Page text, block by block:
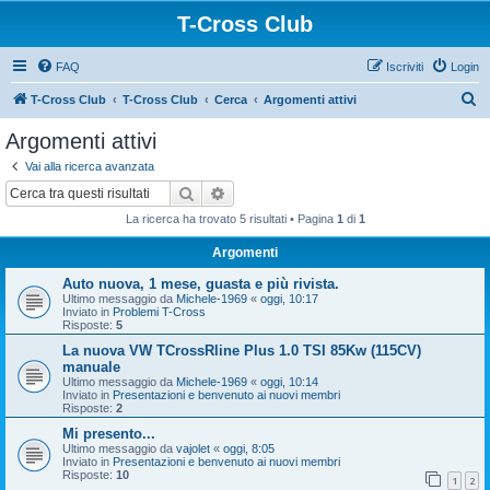
T-Cross Club
FAQ Login
Iscriviti
T-Cross Club T-Cross Club Cerca Argomenti attivi
Argomenti attivi
Vai alla ricerca avanzata
Cerca
La ricerca ha trovato 5 risultati • Pagina 1 di 1
Argomenti
Auto nuova, 1 mese, guasta e più rivista.
Ultimo messaggio da Michele-1969 « oggi, 10:17
Inviato in Problemi T-Cross
Risposte: 5
La nuova VW TCrossRline Plus 1.0 TSI 85Kw (115CV)
manuale
Ultimo messaggio da Michele-1969 « oggi, 10:14
Inviato in Presentazioni e benvenuto ai nuovi membri
Risposte: 2
Mi presento...
Ultimo messaggio da vajolet « oggi, 8:05
Inviato in Presentazioni e benvenuto ai nuovi membri
Risposte: 10 1 2